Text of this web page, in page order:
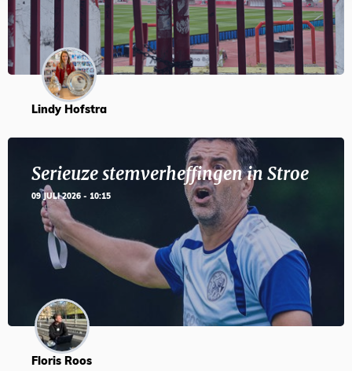
Lindy Hofstra
Serieuze stemverheffingen in Stroe
09 JULI 2026 - 10:15
Floris Roos